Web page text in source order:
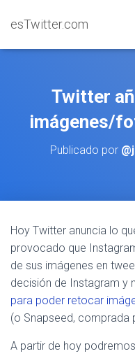
esTwitter.com
Twitter
imágenes/
Publicado por
Hoy Twitter anuncia lo
provocado que
de sus imágenes en
decisión de Instagram y
para poder retocar
(o Snapseed, comprada
A partir de hoy